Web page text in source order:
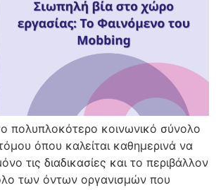
πολυπλοκότερο κοινωνικό σύνολο
όπου καλείται καθημερινά να
τις διαδικασίες και το περιβάλλον
των όντων οργανισμών που